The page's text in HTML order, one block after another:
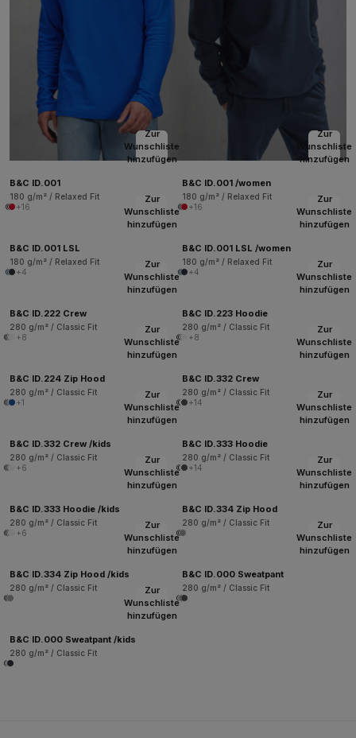
Zur
Wunschliste
hinzufügen
B&C ID.001
180 g/m² / Relaxed Fit
+16
Zur
Wunschliste
hinzufügen
B&C ID.001 /women
180 g/m² / Relaxed Fit
+16
Zur
Wunschliste
hinzufügen
B&C ID.001 LSL
180 g/m² / Relaxed Fit
+4
Zur
Wunschliste
hinzufügen
B&C ID.001 LSL /women
180 g/m² / Relaxed Fit
+4
Zur
Wunschliste
hinzufügen
B&C ID.222 Crew
280 g/m² / Classic Fit
+8
Zur
Wunschliste
hinzufügen
B&C ID.223 Hoodie
280 g/m² / Classic Fit
+8
Zur
Wunschliste
hinzufügen
B&C ID.224 Zip Hood
280 g/m² / Classic Fit
+1
Zur
Wunschliste
hinzufügen
B&C ID.332 Crew
280 g/m² / Classic Fit
+14
Zur
Wunschliste
hinzufügen
B&C ID.332 Crew /kids
280 g/m² / Classic Fit
+6
Zur
Wunschliste
hinzufügen
B&C ID.333 Hoodie
280 g/m² / Classic Fit
+14
Zur
Wunschliste
hinzufügen
B&C ID.333 Hoodie /kids
280 g/m² / Classic Fit
+6
Zur
Wunschliste
hinzufügen
B&C ID.334 Zip Hood
280 g/m² / Classic Fit
Zur
Wunschliste
hinzufügen
B&C ID.334 Zip Hood /kids
280 g/m² / Classic Fit
Zur
Wunschliste
hinzufügen
B&C ID.000 Sweatpant
280 g/m² / Classic Fit
Zur
Wunschliste
hinzufügen
B&C ID.000 Sweatpant /kids
280 g/m² / Classic Fit